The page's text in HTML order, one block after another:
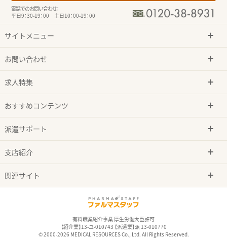
電話でのお問い合わせ：
平日9：30-19：00 土日10：00-19：00
サイトメニュー
お問い合わせ
求人特集
おすすめコンテンツ
派遣サポート
支店紹介
関連サイト
有料職業紹介事業 厚生労働大臣許可
【紹介業】13-ユ-010743 【派遣業】派 13-010770
© 2000-2026 MEDICAL RESOURCES Co., Ltd. All Rights Reserved.